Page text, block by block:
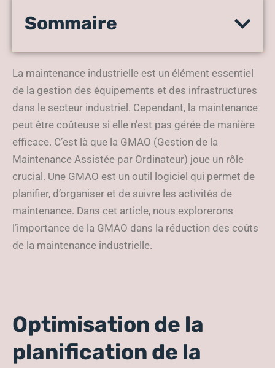
dans la réduction des coûts
industrielle
Sommaire
La maintenance industrielle est un élément essentiel
de la gestion des équipements et des infrastructures
dans le secteur industriel. Cependant, la maintenance
peut être coûteuse si elle n’est pas gérée de manière
efficace. C’est là que la GMAO (Gestion de la
Maintenance Assistée par Ordinateur) joue un rôle
crucial. Une GMAO est un outil logiciel qui permet de
planifier, d’organiser et de suivre les activités de
maintenance. Dans cet article, nous explorerons
l’importance de la GMAO dans la réduction des coûts
de la maintenance industrielle.
Optimisation de la
planification de la